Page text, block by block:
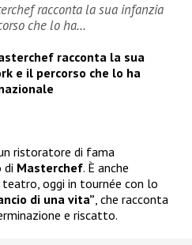
racconta la sua infanzia
che lo ha…
racconta la sua
e il percorso che lo ha
ristoratore di fama
di Masterchef. È anche
oggi in tournée con lo
di una vita”, che racconta
e riscatto.